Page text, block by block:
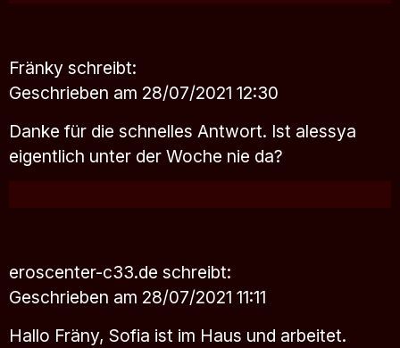
Fränky schreibt:
Geschrieben am 28/07/2021 12:30
Danke für die schnelles Antwort. Ist alessya
eigentlich unter der Woche nie da?
eroscenter-c33.de schreibt:
Geschrieben am 28/07/2021 11:11
Hallo Fräny, Sofia ist im Haus und arbeitet.